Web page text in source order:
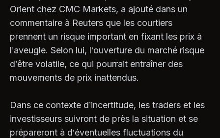
Orient chez CMC Markets, a ajouté dans un
commentaire à Reuters que les courtiers
prennent un risque important en fixant les prix à
l’aveugle. Selon lui, l’ouverture du marché risque
d’être volatile, ce qui pourrait entraîner des
mouvements de prix inattendus.
Dans ce contexte d’incertitude, les traders et les
investisseurs suivront de près la situation et se
prépareront à d’éventuelles fluctuations du